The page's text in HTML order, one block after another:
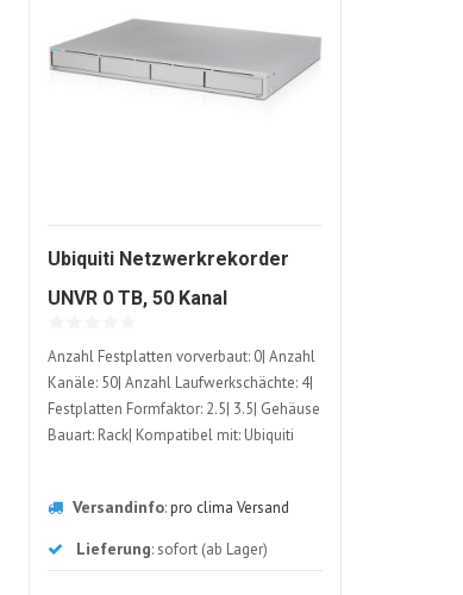
Ubiquiti Netzwerkrekorder
UNVR 0 TB, 50 Kanal1082877-
Anzahl Festplatten vorverbaut: 0| Anzahl
Kanäle: 50| Anzahl Laufwerkschächte: 4|
Festplatten Formfaktor: 2.5| 3.5| Gehäuse
Bauart: Rack| Kompatibel mit: Ubiquiti
Versandinfo:pro clima Versand
Lieferung: sofort (ab Lager)